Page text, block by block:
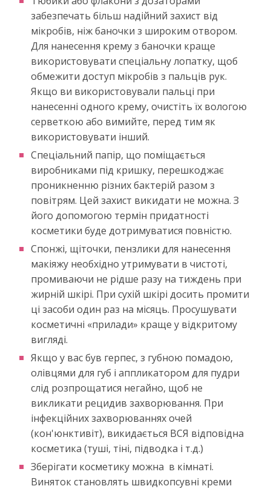
забезпечать більш надійний захист від
мікробів, ніж баночки з широким отвором.
Для нанесення крему з баночки краще
використовувати спеціальну лопатку, щоб
обмежити доступ мікробів з пальців рук.
Якщо ви використовували пальці при
нанесенні одного крему, очистіть їх вологою
серветкою або вимийте, перед тим як
використовувати інший.
Спеціальний папір, що поміщається
виробниками під кришку, перешкоджає
проникненню різних бактерій разом з
повітрям. Цей захист викидати не можна. З
його допомогою термін придатності
косметики буде дотримуватися повністю.
Спонжі, щіточки, пензлики для нанесення
макіяжу необхідно утримувати в чистоті,
промиваючи не рідше разу на тиждень при
жирній шкірі. При сухій шкірі досить промити
ці засоби один раз на місяць. Просушувати
косметичні «прилади» краще у відкритому
вигляді.
Якщо у вас був герпес, з губною помадою,
олівцями для губ і аппликатором для пудри
слід розпрощатися негайно, щоб не
викликати рецидив захворювання. При
інфекційних захворюваннях очей
(кон'юнктивіт), викидається ВСЯ відповідна
косметика (туші, тіні, підводка і т.д.)
Зберігати косметику можна в кімнаті.
Виняток становлять швидкопсувні креми